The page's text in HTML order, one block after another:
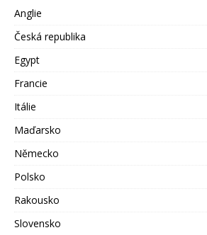
Anglie
Česká republika
Egypt
Francie
Itálie
Maďarsko
Německo
Polsko
Rakousko
Slovensko